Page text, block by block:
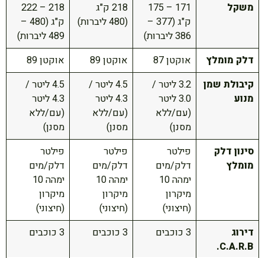
משקל
171 – 175
ק"ג (377 –
386 ליברות)
218 ק"ג
(480 ליברות)
218 – 222
ק"ג (480 –
489 ליברות)
דלק מומלץ
אוקטן 87 אוקטן 89
אוקטן 89
קיבולת שמן
מנוע
3.2 ליטר /
3.0 ליטר
(עם/ללא
מסנן)
4.5 ליטר /
4.3 ליטר
(עם/ללא
מסנן)
4.5 ליטר /
4.3 ליטר
(עם/ללא
מסנן)
סינון דלק
מומלץ
פילטר
דלק/מים
ימהה 10
מיקרון
(חיצוני)
פילטר
דלק/מים
ימהה 10
מיקרון
(חיצוני)
פילטר
דלק/מים
ימהה 10
מיקרון
(חיצוני)
דירוג
C.A.R.B.
3 כוכבים 3 כוכבים 3 כוכבים